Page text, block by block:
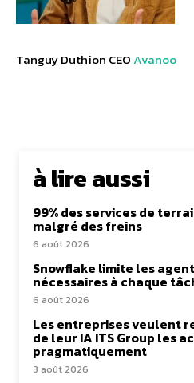
Tanguy Duthion CEOAvanoo
à lire aussi
99% des services de
malgré des freins
6 août 2026
Snowflake limite les
nécessaires à chaque
6 août 2026
Les entreprises veulent
de leur IA ITS Group les
pragmatiquement
3 août 2026